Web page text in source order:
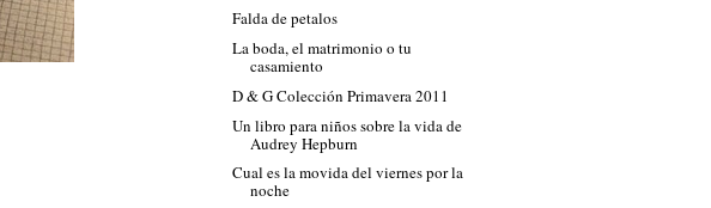
Falda de petalos
La boda, el matrimonio o tu
casamiento
D & G Colección Primavera 2011
Un libro para niños sobre la vida de
Audrey Hepburn
Cual es la movida del viernes por la
noche